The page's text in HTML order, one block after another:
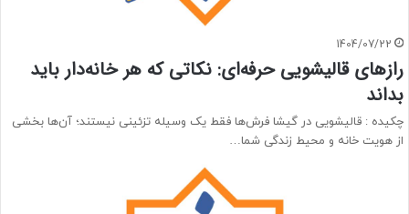
1404/07/22
رازهای قالیشویی حرفه‌ای: نکاتی که هر خانه‌دار باید
بداند
چکیده : قالیشویی در گیشا فرش‌ها فقط یک وسیله تزئینی نیستند؛ آن‌ها بخشی
از هویت خانه و محیط زندگی شما…